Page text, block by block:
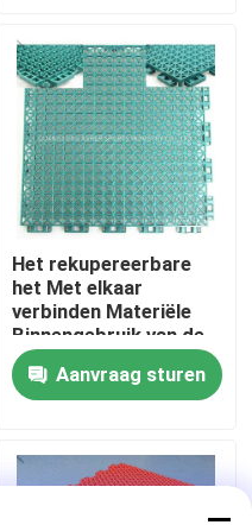
Het rekupereerbare
het Met elkaar
verbinden Materiële
Binnengebruik van de
Basketbalbevloering
pp
Aanvraag sturen